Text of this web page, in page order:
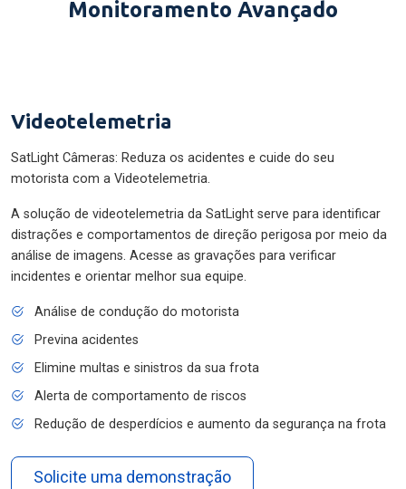
Monitoramento Avançado
Videotelemetria
SatLight Câmeras: Reduza os acidentes e cuide do seu
motorista com a Videotelemetria.
A solução de videotelemetria da SatLight serve para identificar
distrações e comportamentos de direção perigosa por meio da
análise de imagens. Acesse as gravações para verificar
incidentes e orientar melhor sua equipe.
Análise de condução do motorista
Previna acidentes
Elimine multas e sinistros da sua frota
Alerta de comportamento de riscos
Redução de desperdícios e aumento da segurança na frota
Solicite uma demonstração